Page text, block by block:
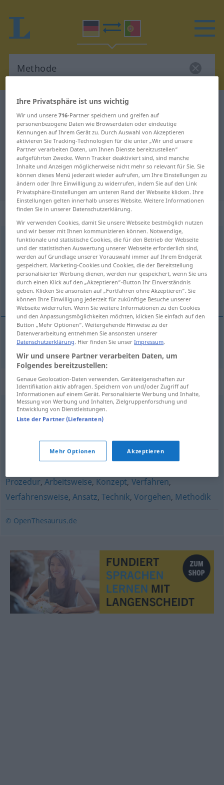
Deutsch-Portugiesisch Wörterbuch
Deutsch-Portugiesisch
Übersetzung für "Methode"
"Methode" Portugiesisch
Übersetzung
„Methode“: Femininum
Methode [meˈtoːdə]f
Übersicht aller Übersetzungen
(Für mehr Details die Übersetzung anklicken/antippen)
método
métodom Methode
Synonyme für "Methode"
Mittel, Maßnahme,Handhabe
Handhabung,Bedienung
Prozedur, Arbeitsweise, Konzept, Verfahren,
Verfahrensweise, Ansatz,Technik,Vorgehen, Methodik
© OpenThesaurus.de
Ihre Privatsphäre ist uns wichtig
Wir und unsere716-Partner speichern und greifen auf
personenbezogene Daten wie Browserdaten oder eindeutige
Kennungen auf Ihrem Gerät zu. Durch Auswahl von Akzeptieren
aktivieren Sie Tracking-Technologien für die unter „Wir und unsere
Partner verarbeiten Daten, um Ihnen Dienste bereitzustellen“
aufgeführten Zwecke. Wenn Tracker deaktiviert sind, sind manche
Inhalte und Anzeigen möglicherweise nicht mehr so relevant für Sie. Sie
können dieses Menü jederzeit wieder aufrufen, um Ihre Einstellungen zu
ändern oder Ihre Einwilligung zu widerrufen, indem Sie auf den Link
Privatsphäre-Einstellungen am unteren Rand der Webseite klicken. Ihre
Einstellungen gelten innerhalb unseres Website. Weitere Informationen
finden Sie in unserer Datenschutzerklärung.
Wir verwenden Cookies, damit Sie unsere Webseite bestmöglich nutzen
und wir besser mit Ihnen kommunizieren können. Notwendige,
funktionale und statistische Cookies, die für den Betrieb der Webseite
und der statistischen Auswertung unserer Webseite erforderlich sind,
werden auf Grundlage unserer Vorauswahl immer auf Ihrem Endgerät
gespeichert. Marketing-Cookies und Cookies, die der Bereitstellung
personalisierter Werbung dienen, werden nur gespeichert, wenn Sie uns
durch einen Klick auf den „Akzeptieren“-Button Ihr Einverständnis
geben. Klicken Sie ansonsten auf „Fortfahren ohne Akzeptieren“. Sie
können Ihre Einwilligung jederzeit für zukünftige Besuche unserer
Webseite widerrufen. Wenn Sie weitere Informationen zu den Cookies
und den Anpassungsmöglichkeiten möchten, klicken Sie einfach auf den
Button „Mehr Optionen“. Weitergehende Hinweise zu der
Datenverarbeitung entnehmen Sie ansonsten unserer
Datenschutzerklärung. Hier finden Sie unserImpressum.
Wir und unsere Partner verarbeiten Daten, um
Folgendes bereitzustellen:
Genaue Geolocation-Daten verwenden. Geräteeigenschaften zur
Identifikation aktiv abfragen. Speichern von und/oder Zugriff auf
Informationen auf einem Gerät. Personalisierte Werbung und Inhalte,
Messung von Werbung und Inhalten, Zielgruppenforschung und
Entwicklung von Dienstleistungen.
Liste der Partner (Lieferanten)
Mehr Optionen Akzeptieren